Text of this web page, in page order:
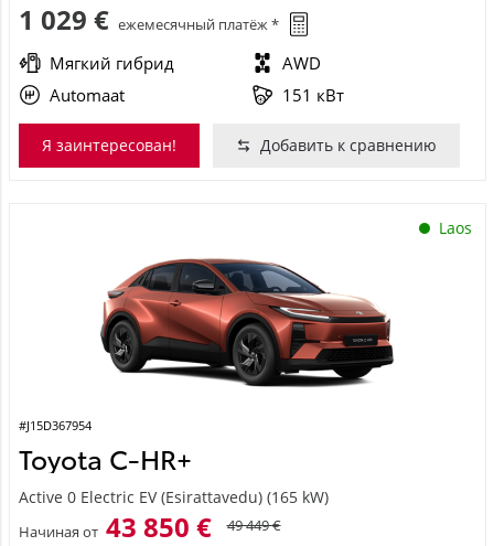
1 029 € ежемесячный платёж *
Мягкий гибрид
AWD
Automaat
151 кВт
Я заинтересован! Добавить к сравнению
Laos
#J15D367954
Toyota C-HR+
Active 0 Electric EV (Esirattavedu) (165 kW)
Начиная от 43 850 € 49 449 €